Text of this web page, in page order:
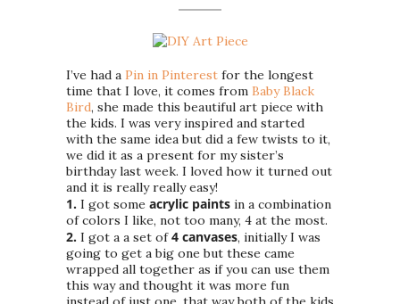
I’ve had a Pin in Pinterest for the longest
time that I love, it comes from Baby Black
Bird, she made this beautiful art piece with
the kids. I was very inspired and started
with the same idea but did a few twists to it,
we did it as a present for my sister’s
birthday last week. I loved how it turned out
and it is really really easy!
1. I got some acrylic paints in a combination
of colors I like, not too many, 4 at the most.
2. I got a a set of4 canvases, initially I was
going to get a big one but these came
wrapped all together as if you can use them
this way and thought it was more fun